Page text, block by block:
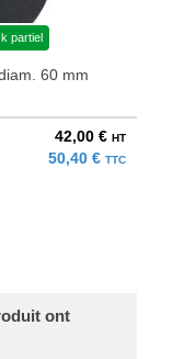
partiel
60 mm
42,00 € HT
50,40 € TTC
ont